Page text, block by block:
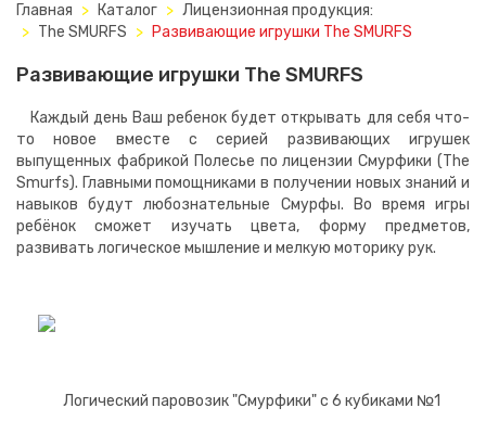
Главная Каталог
Лицензионная продукция:
The SMURFS
Развивающие игрушки The SMURFS
Развивающие игрушки The SMURFS
Каждый день Ваш ребенок будет открывать для себя что-
то новое вместе с серией развивающих игрушек
выпущенных фабрикой Полесье по лицензии Смурфики (The
Smurfs). Главными помощниками в получении новых знаний и
навыков будут любознательные Смурфы. Во время игры
ребёнок сможет изучать цвета, форму предметов,
развивать логическое мышление и мелкую моторику рук.